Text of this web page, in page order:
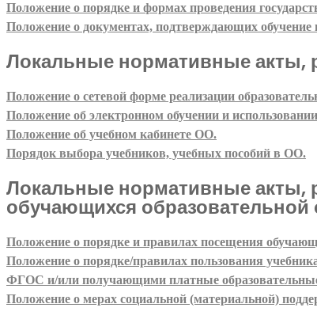
Положение о порядке и формах проведения
Положение о документах, подтверждающих обучение
Локальные нормативные акты,
Положение о сетевой форме реализации
Положение об электронном обучении и
Положение об учебном кабинете ОО.
Порядок выбора учебников, учебных пособий в ОО.
Локальные нормативные акты,
обучающихся образовательной
Положение о порядке и правилах посещения
Положение о порядке/правилах пользования
ФГОС и/или получающими платные
Положение о мерах социальной (материальной)